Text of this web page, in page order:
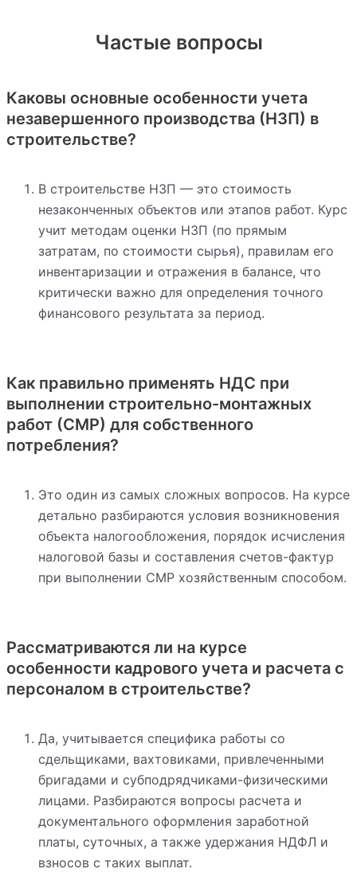
Частые вопросы
Каковы основные особенности учета
незавершенного производства (НЗП) в
строительстве?
В строительстве НЗП — это стоимость
незаконченных объектов или этапов работ. Курс
учит методам оценки НЗП (по прямым
затратам, по стоимости сырья), правилам его
инвентаризации и отражения в балансе, что
критически важно для определения точного
финансового результата за период.
Как правильно применять НДС при
выполнении строительно-монтажных
работ (СМР) для собственного
потребления?
Это один из самых сложных вопросов. На курсе
детально разбираются условия возникновения
объекта налогообложения, порядок исчисления
налоговой базы и составления счетов-фактур
при выполнении СМР хозяйственным способом.
Рассматриваются ли на курсе
особенности кадрового учета и расчета с
персоналом в строительстве?
Да, учитывается специфика работы со
сдельщиками, вахтовиками, привлеченными
бригадами и субподрядчиками-физическими
лицами. Разбираются вопросы расчета и
документального оформления заработной
платы, суточных, а также удержания НДФЛ и
взносов с таких выплат.